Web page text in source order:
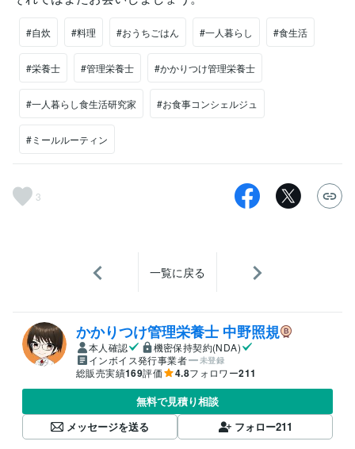
#自炊 #料理 #おうちごはん #一人暮らし #食生活
#栄養士 #管理栄養士 #かかりつけ管理栄養士
#一人暮らし食生活研究家 #お食事コンシェルジュ
#ミールルーティン
3
一覧に戻る
かかりつけ管理栄養士 中野照規
本人確認
機密保持契約(NDA)
インボイス発行事業者
未登録
総販売実績169評価 4.8フォロワー211
無料で見積り相談
メッセージを送る
フォロー211